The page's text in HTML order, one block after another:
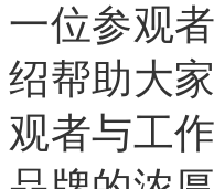
一位参观
绍帮助大
观者与工